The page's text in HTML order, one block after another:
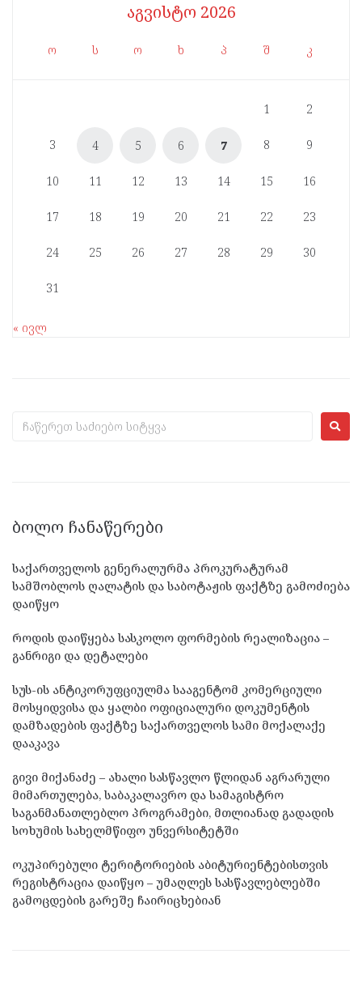
აგვისტო 2026
ო ს ო ხ პ შ კ
1 2
3 4 5 6 7 8 9
10 11 12 13 14 15 16
17 18 19 20 21 22 23
24 25 26 27 28 29 30
31
« ივლ
ᲑᲝᲚᲝ ᲩᲐᲜᲐᲬᲔᲠᲔᲑᲘ
საქართველოს გენერალურმა პროკურატურამ
სამშობლოს ღალატის და საბოტაჟის ფაქტზე გამოძიება
დაიწყო
როდის დაიწყება სასკოლო ფორმების რეალიზაცია –
განრიგი და დეტალები
სუს-ის ანტიკორუფციულმა სააგენტომ კომერციული
მოსყიდვისა და ყალბი ოფიციალური დოკუმენტის
დამზადების ფაქტზე საქართველოს სამი მოქალაქე
დააკავა
გივი მიქანაძე – ახალი სასწავლო წლიდან აგრარული
მიმართულება, საბაკალავრო და სამაგისტრო
საგანმანათლებლო პროგრამები, მთლიანად გადადის
სოხუმის სახელმწიფო უნვერსიტეტში
ოკუპირებული ტერიტორიების აბიტურიენტებისთვის
რეგისტრაცია დაიწყო – უმაღლეს სასწავლებლებში
გამოცდების გარეშე ჩაირიცხებიან